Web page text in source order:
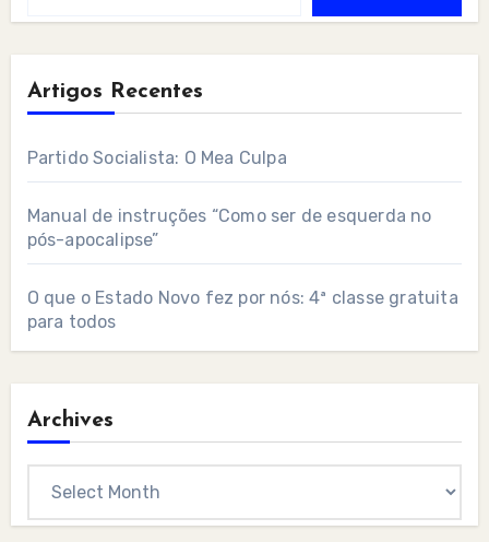
Artigos Recentes
Partido Socialista: O Mea Culpa
Manual de instruções “Como ser de esquerda no
pós-apocalipse”
O que o Estado Novo fez por nós: 4ª classe gratuita
para todos
Archives